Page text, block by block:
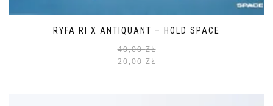
RYFA RI X ANTIQUANT – HOLD SPACE
40,00ZŁ
20,00 ZŁ